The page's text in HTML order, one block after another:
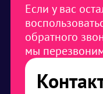
Если у вас
обратного
мы